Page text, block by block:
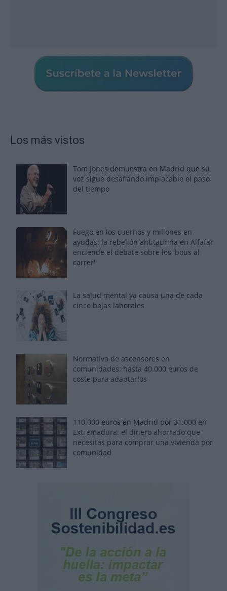
Los más vistos
Tom Jones demuestra en Madrid que su
voz sigue desafiando implacable el paso
del tiempo
Fuego en los cuernos y millones en
ayudas: la rebelión antitaurina en Alfafar
enciende el debate sobre los 'bous al
carrer'
La salud mental ya causa una de cada
cinco bajas laborales
Normativa de ascensores en
comunidades: hasta 40.000 euros de
coste para adaptarlos
110.000 euros en Madrid por 31.000 en
Extremadura: el dinero ahorrado que
necesitas para comprar una vivienda por
comunidad